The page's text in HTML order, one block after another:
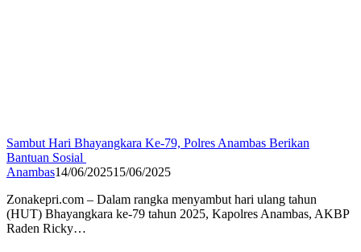
Sambut Hari Bhayangkara Ke-79, Polres Anambas Berikan
Bantuan Sosial
Anambas14/06/202515/06/2025
Zonakepri.com – Dalam rangka menyambut hari ulang tahun
(HUT) Bhayangkara ke-79 tahun 2025, Kapolres Anambas, AKBP
Raden Ricky…